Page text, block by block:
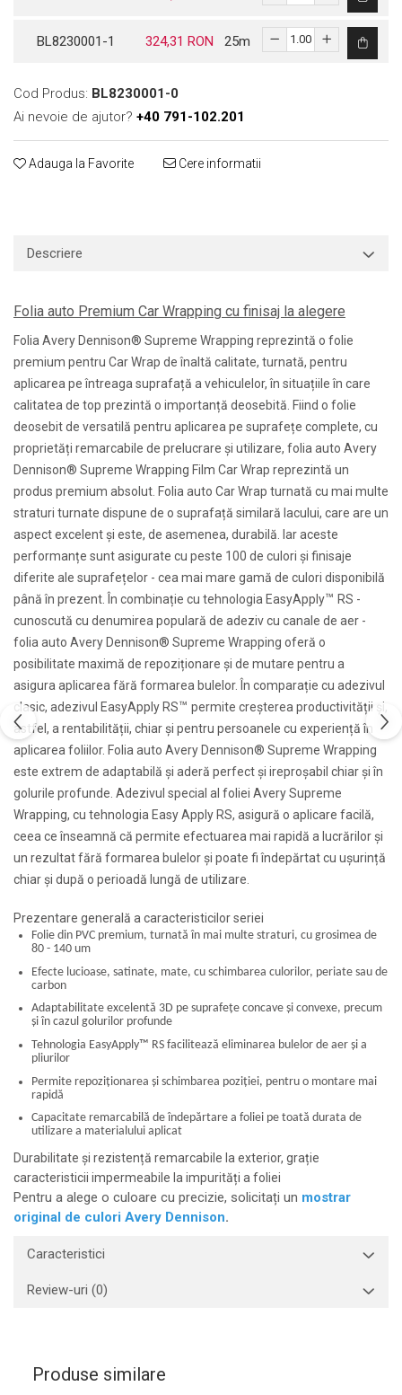
Serigrafie
Monomeric
Polimeric
Cast
Speciale
Benzi antiderapante
BL8230001-1 324,31 RON 25m
Cod Produs: BL8230001-0
Ai nevoie de ajutor? +40 791-102.201
Adauga la Favorite Cere informatii
Descriere
Folia auto Premium Car Wrapping cu finisaj la alegere
Folia Avery Dennison® Supreme Wrapping reprezintă o folie
premium pentru Car Wrap de înaltă calitate, turnată, pentru
aplicarea pe întreaga suprafață a vehiculelor, în situațiile în care
calitatea de top prezintă o importanță deosebită. Fiind o folie
deosebit de versatilă pentru aplicarea pe suprafețe complete, cu
proprietăți remarcabile de prelucrare și utilizare, folia auto Avery
Dennison® Supreme Wrapping Film Car Wrap reprezintă un
produs premium absolut. Folia auto Car Wrap turnată cu mai multe
straturi turnate dispune de o suprafață similară lacului, care are un
aspect excelent și este, de asemenea, durabilă. Iar aceste
performanțe sunt asigurate cu peste 100 de culori și finisaje
diferite ale suprafețelor - cea mai mare gamă de culori disponibilă
până în prezent. În combinație cu tehnologia EasyApply™ RS -
cunoscută cu denumirea populară de adeziv cu canale de aer -
folia auto Avery Dennison® Supreme Wrapping oferă o
posibilitate maximă de repoziționare și de mutare pentru a
asigura aplicarea fără formarea bulelor. În comparație cu adezivul
clasic, adezivul EasyApply RS™ permite creșterea productivității și,
astfel, a rentabilității, chiar și pentru persoanele cu experiență în
aplicarea foliilor. Folia auto Avery Dennison® Supreme Wrapping
este extrem de adaptabilă și aderă perfect și ireproșabil chiar și în
golurile profunde. Adezivul special al foliei Avery Supreme
Wrapping, cu tehnologia Easy Apply RS, asigură o aplicare facilă,
ceea ce înseamnă că permite efectuarea mai rapidă a lucrărilor și
un rezultat fără formarea bulelor și poate fi îndepărtat cu ușurință
chiar și după o perioadă lungă de utilizare.
Prezentare generală a caracteristicilor seriei
Folie din PVC premium, turnată în mai multe straturi, cu grosimea de
80 - 140 um
Efecte lucioase, satinate, mate, cu schimbarea culorilor, periate sau de
carbon
Adaptabilitate excelentă 3D pe suprafețe concave și convexe, precum
și în cazul golurilor profunde
Tehnologia EasyApply™ RS facilitează eliminarea bulelor de aer și a
pliurilor
Permite repoziționarea și schimbarea poziției, pentru o montare mai
rapidă
Capacitate remarcabilă de îndepărtare a foliei pe toată durata de
utilizare a materialului aplicat
Durabilitate și rezistență remarcabile la exterior, grație
caracteristicii impermeabile la impurități a foliei
Pentru a alege o culoare cu precizie, solicitați un mostrar
original de culori Avery Dennison.
Caracteristici
Review-uri (0)
Produse similare